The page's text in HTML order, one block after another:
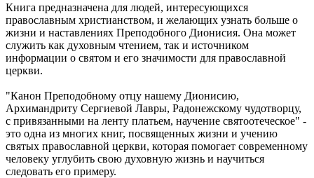
Книга предназначена для людей, интересующихся
православным христианством, и желающих узнать больше о
жизни и наставлениях Преподобного Дионисия. Она может
служить как духовным чтением, так и источником
информации о святом и его значимости для православной
церкви.
"Канон Преподобному отцу нашему Дионисию,
Архимандриту Сергиевой Лавры, Радонежскому чудотворцу,
с привязанными на ленту платьем, научение святоотеческое" -
это одна из многих книг, посвященных жизни и учению
святых православной церкви, которая помогает современному
человеку углубить свою духовную жизнь и научиться
следовать его примеру.